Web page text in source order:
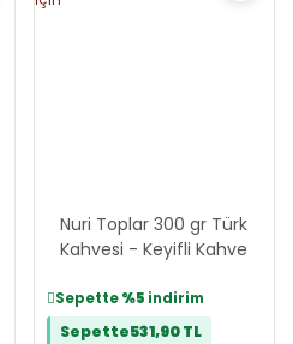
Nuri Toplar 300 gr Türk
Kahvesi - Keyifli Kahve
Sepette%5 indirim
Sepette531,90 TL